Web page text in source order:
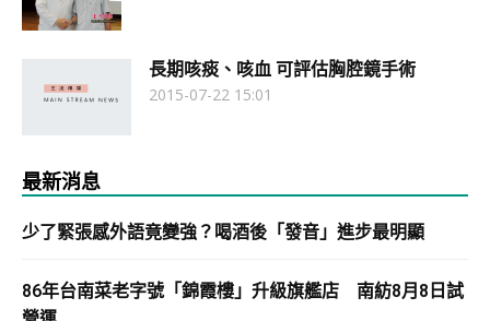
長期咳痰、咳血 可評估胸腔鏡手術
2015-07-22 15:01
最新消息
少了緊張感外語竟變強？喝酒後「發音」進步最明顯
86年台南菜老字號「錦霞樓」升級旗艦店 南紡8月8日試